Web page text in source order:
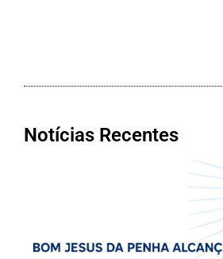
Notícias Recentes